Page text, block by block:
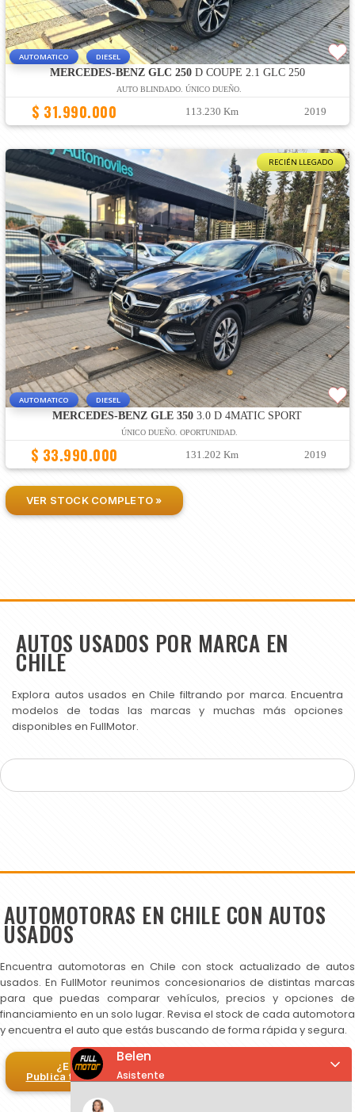
AUTOMATICO DIESEL
MERCEDES-BENZ GLC 250D COUPE 2.1 GLC 250
AUTO BLINDADO. ÚNICO DUEÑO.
$ 31.990.000 113.230 Km 2019
RECIÉN LLEGADO
AUTOMATICO DIESEL
MERCEDES-BENZ GLE 350 3.0 D 4MATIC SPORT
ÚNICO DUEÑO. OPORTUNIDAD.
$ 33.990.000 131.202 Km 2019
VER STOCK COMPLETO »
AUTOS USADOS POR MARCA EN
CHILE
Explora autos usados en Chile filtrando por marca. Encuentra
modelos de todas las marcas y muchas más opciones
disponibles en FullMotor.
AUTOMOTORAS EN CHILE CON AUTOS
USADOS
Encuentra automotoras en Chile con stock actualizado de autos
usados. En FullMotor reunimos concesionarios de distintas marcas
para que puedas comparar vehículos, precios y opciones de
financiamiento en un solo lugar. Revisa el stock de cada automotora
y encuentra el auto que estás buscando de forma rápida y segura.
¿Eres automotora?
Publica tus autos en FullMotor
Belen
Asistente